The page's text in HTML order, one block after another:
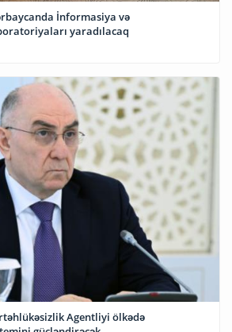
İnformasiya və
yaradılacaq
Agentliyi ölkədə